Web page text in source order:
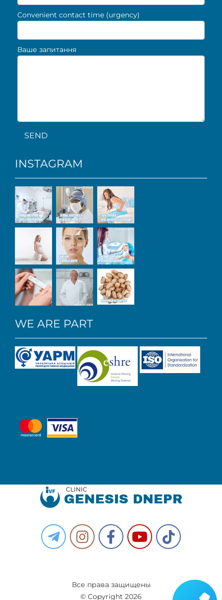
Convenient contact time (urgency)
Ваше запитання
SEND
INSTAGRAM
WE ARE PART
CLINIC
GENESIS DNEPR
Все права защищены
© Copyright 2026